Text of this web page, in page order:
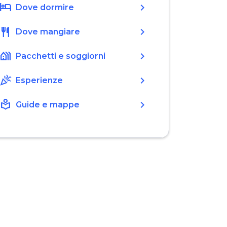
hotel Dove dormire chevron_right
restaurant Dove mangiare chevron_right
holiday_village Pacchetti e soggiorni chevron_right
celebration Esperienze chevron_right
local_library Guide e mappe chevron_right